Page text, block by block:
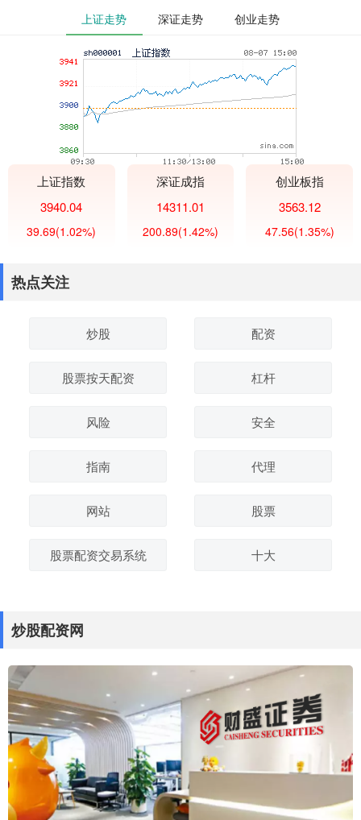
上证走势 深证走势 创业走势
上证指数
3940.04
39.69(1.02%)
深证成指
14311.01
200.89(1.42%)
创业板指
3563.12
47.56(1.35%)
热点关注
炒股 配资
股票按天配资 杠杆
风险 安全
指南 代理
网站 股票
股票配资交易系统 十大
炒股配资网